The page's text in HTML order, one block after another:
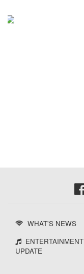
WHAT'S NEWS
ENTERTAINMENT
UPDATE